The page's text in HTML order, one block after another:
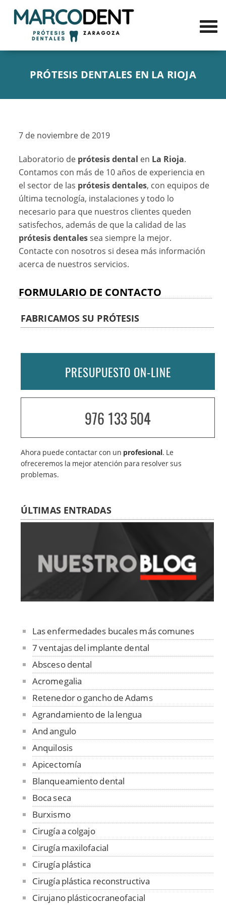
PRÓTESIS DENTALES EN LA RIOJA
7 de noviembre de 2019
Laboratorio de prótesis dental en La Rioja.
Contamos con más de 10 años de experiencia en
el sector de las prótesis dentales, con equipos de
última tecnología, instalaciones y todo lo
necesario para que nuestros clientes queden
satisfechos, además de que la calidad de las
prótesis dentalessea siempre la mejor.
Contacte con nosotros si desea más información
acerca de nuestros servicios.
FORMULARIO DE CONTACTO
FABRICAMOS SU PRÓTESIS
PRESUPUESTO ON-LINE
976 133 504
Ahora puede contactar con un profesional. Le
ofreceremos la mejor atención para resolver sus
problemas.
ÚLTIMAS ENTRADAS
Las enfermedades bucales más comunes
7 ventajas del implante dental
Absceso dental
Acromegalia
Retenedor o gancho de Adams
Agrandamiento de la lengua
And angulo
Anquilosis
Apicectomía
Blanqueamiento dental
Boca seca
Burxismo
Cirugía a colgajo
Cirugía maxilofacial
Cirugía plástica
Cirugía plástica reconstructiva
Cirujano plásticocraneofacial